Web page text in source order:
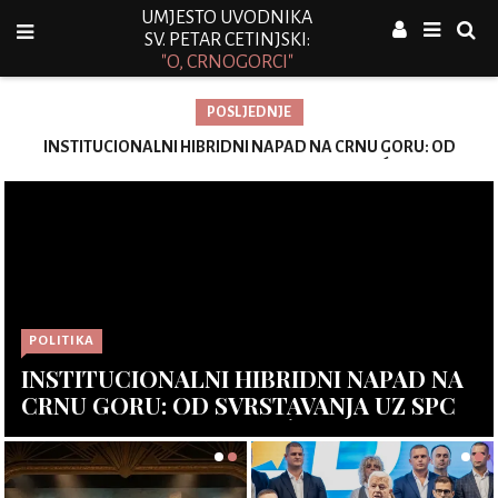
UMJESTO UVODNIKA
SV. PETAR CETINJSKI:
"O, CRNOGORCI"
POSLJEDNJE
INSTITUCIONALNI HIBRIDNI NAPAD NA CRNU GORU: OD
TUŽILAŠTVA I KAPITULACIJE OPOZICIJE
POLITIKA
INSTITUCIONALNI HIBRIDNI NAPAD NA
CRNU GORU: OD SVRSTAVANJA UZ SPC
DO REVIZIJE ISTORIJE, ĆUTANJA
TUŽILAŠTVA I KAPITULACIJE OPOZICIJE